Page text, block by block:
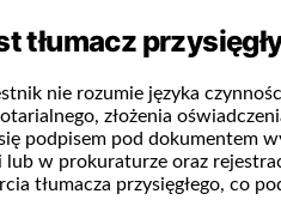
tłumacz
nie rozumie języka
złożenia
podpisem pod dokumentem
w prokuraturze oraz
tłumacza przysięgłego, co